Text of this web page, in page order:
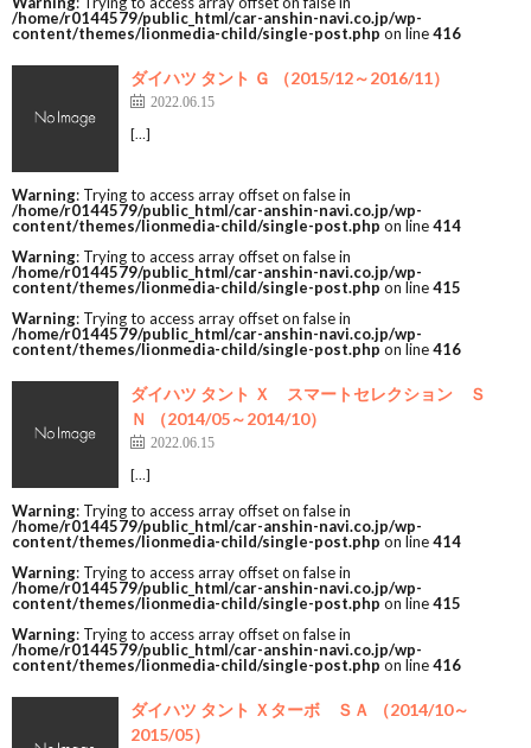
/home/r0144579/public_html/car-anshin-navi.co.jp/wp-
content/themes/lionmedia-child/single-post.php on line416
ダイハツ タント Ｇ （2015/12～2016/11）
2022.06.15
[…]
Warning: Trying to access array offset on false in
/home/r0144579/public_html/car-anshin-navi.co.jp/wp-
content/themes/lionmedia-child/single-post.php on line414
Warning: Trying to access array offset on false in
/home/r0144579/public_html/car-anshin-navi.co.jp/wp-
content/themes/lionmedia-child/single-post.php on line415
Warning: Trying to access array offset on false in
/home/r0144579/public_html/car-anshin-navi.co.jp/wp-
content/themes/lionmedia-child/single-post.php on line416
ダイハツ タント Ｘ スマートセレクション Ｓ
Ｎ （2014/05～2014/10）
2022.06.15
[…]
Warning: Trying to access array offset on false in
/home/r0144579/public_html/car-anshin-navi.co.jp/wp-
content/themes/lionmedia-child/single-post.php on line414
Warning: Trying to access array offset on false in
/home/r0144579/public_html/car-anshin-navi.co.jp/wp-
content/themes/lionmedia-child/single-post.php on line415
Warning: Trying to access array offset on false in
/home/r0144579/public_html/car-anshin-navi.co.jp/wp-
content/themes/lionmedia-child/single-post.php on line416
ダイハツ タント Ｘターボ ＳＡ （2014/10～
2015/05）